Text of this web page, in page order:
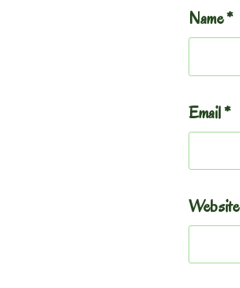
Name*
Email*
Website